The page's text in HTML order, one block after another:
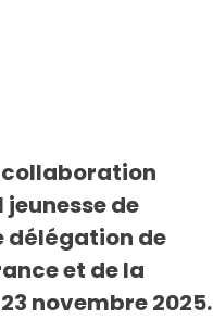
collaboration
de
délégation de
et de la
novembre 2025.